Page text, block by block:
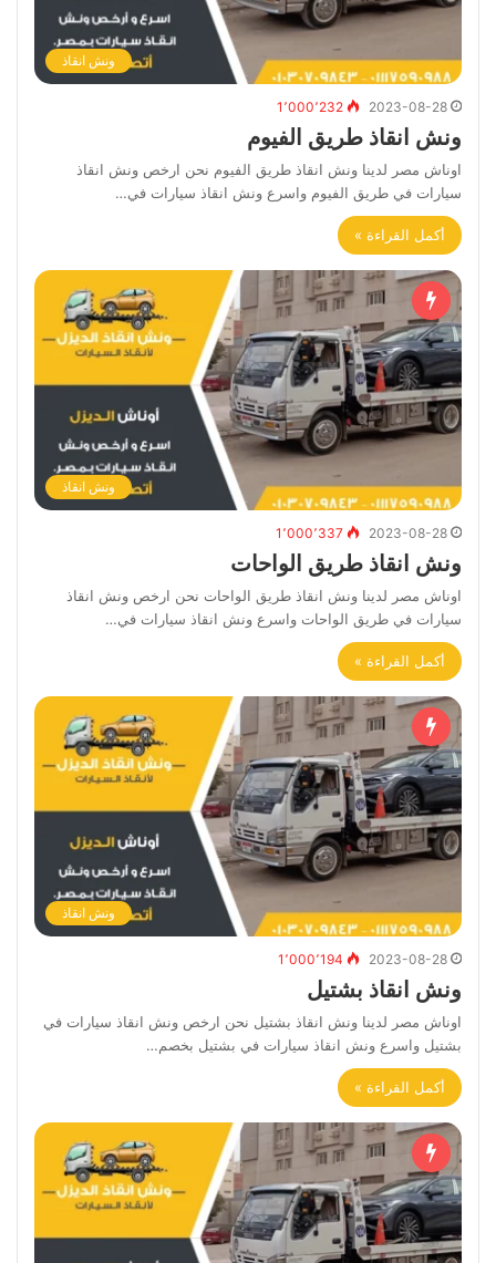
ونش انقاذ
2023-08-28 1٬000٬232
ونش انقاذ طريق الفيوم
اوناش مصر لدينا ونش انقاذ طريق الفيوم نحن ارخص ونش انقاذ
سيارات في طريق الفيوم واسرع ونش انقاذ سيارات في…
أكمل القراءة »
ونش انقاذ
2023-08-28 1٬000٬337
ونش انقاذ طريق الواحات
اوناش مصر لدينا ونش انقاذ طريق الواحات نحن ارخص ونش انقاذ
سيارات في طريق الواحات واسرع ونش انقاذ سيارات في…
أكمل القراءة »
ونش انقاذ
2023-08-28 1٬000٬194
ونش انقاذ بشتيل
اوناش مصر لدينا ونش انقاذ بشتيل نحن ارخص ونش انقاذ سيارات في
بشتيل واسرع ونش انقاذ سيارات في بشتيل بخصم…
أكمل القراءة »